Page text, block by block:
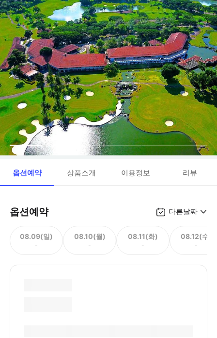
옵션예약 상품소개 이용정보 리뷰
옵션예약 다른날짜
08.09(일)
-
08.10(월)
-
08.11(화)
-
08.12(수)
-